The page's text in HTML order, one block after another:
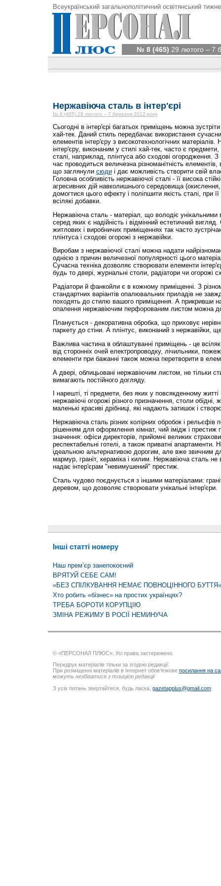
Всеукраїнський загальнополітичний освітянський
№ 8 (465) 29 лютого – 7
Нержавіюча сталь в інтер'єрі
№ 8 (465) 29 лютого – 7 березня 2012 року
Сьогодні в інтер'єрі багатьох приміщень можна
хай-тек. Даний стиль передбачає використання
елементів інтер'єру з високотехнологічних
інтер'єру, виконаним у стилі хай-тек, часто є предмети,
сталі, наприклад, плінтуса або сходові огородження. З
час проводиться величезна різноманітність
що заглянули сюдиі дає можливість створити свій
Головна особливість нержавіючої сталі - її висока
агресивних дій навколишнього середовища
домогтися цього ефекту і поліпшити якість сталі, при
всілякі добавки.
Нержавіюча сталь - матеріал, що володіє
серед яких є надійність і відмінний естетичний
житлових і виробничих приміщеннях так часто
плінтуса і сходові огорожі з нержавійки.
Виробам з нержавіючої сталі можна надати
однією з причин величезної популярності цього
Сучасна техніка дозволяє створювати елементи
будь то двері, журнальні столи, радіатори чи огорожі
Радіатори й фанкойли є в кожному приміщенні. З
стандартних варіантів опалювальних приладів не
походять до стилю вашого приміщення. А прикривши
опалення нержавіючим перфорованим листом можна
Планується - декоративна обробка, що приховує
паркету до стіни. А плінтус, виконаний з нержавійки,
Важлива частина в облаштуванні приміщень - це
від сторонніх очей електропроводку, лічильники,
елементи при бажанні також можна перетворити в
А двері, облицьовані нержавіючим листом, не тільки
вимагають постійного догляду.
І нарешті, ті предмети, без яких у повсякденному
нержавіючі огорожі різного призначення, столи обідні,
маленькі красиві дрібниці, які надають затишок і
Нержавіюча сталь різних колірних обробок і рельєфів
рішенням для оформлення кімнат, чий імідж і
значення: офіси директорів, прийомні великих
респектабельні готелі, а також приватні апартаменти.
ідеальною альтернативою дорогим, але вже звичним
мармур, граніт, кераміка і килим. Нержавіюча сталь не
надає інтер'єрам "невимушений" престиж.
Сталь чудово поєднується з іншими матеріалами:
деревом, що дозволяє створювати унікальні інтер'єри.
Інші статті номеру
Наш прем’єр занепокоєний
ВРЯТУЙ СЕБЕ САМ!
«БЕЗ СПІЛКУВАННЯ НЕМАЄ ПОВНОЦІННОГО БУТТЯ»
Хто робить «бізнес» на простих українцях?
ТРЕБА БОРОТИ КОРУПЦІЮ
ЗМІНА РЕЖИМУ В РОСІЇ НЕМИНУЧА
© «ПЕРСОНАЛ ПЛЮС». Усі права застережено.
Передрук матеріалів тільки за згодою редакції.
При розміщенні матеріалів в Інтернет обов’язкове посилання на
можуть незбігатися з позицією редакції
З усіх питань звертайтеся, будь ласка, gazetapplus@gmail.com